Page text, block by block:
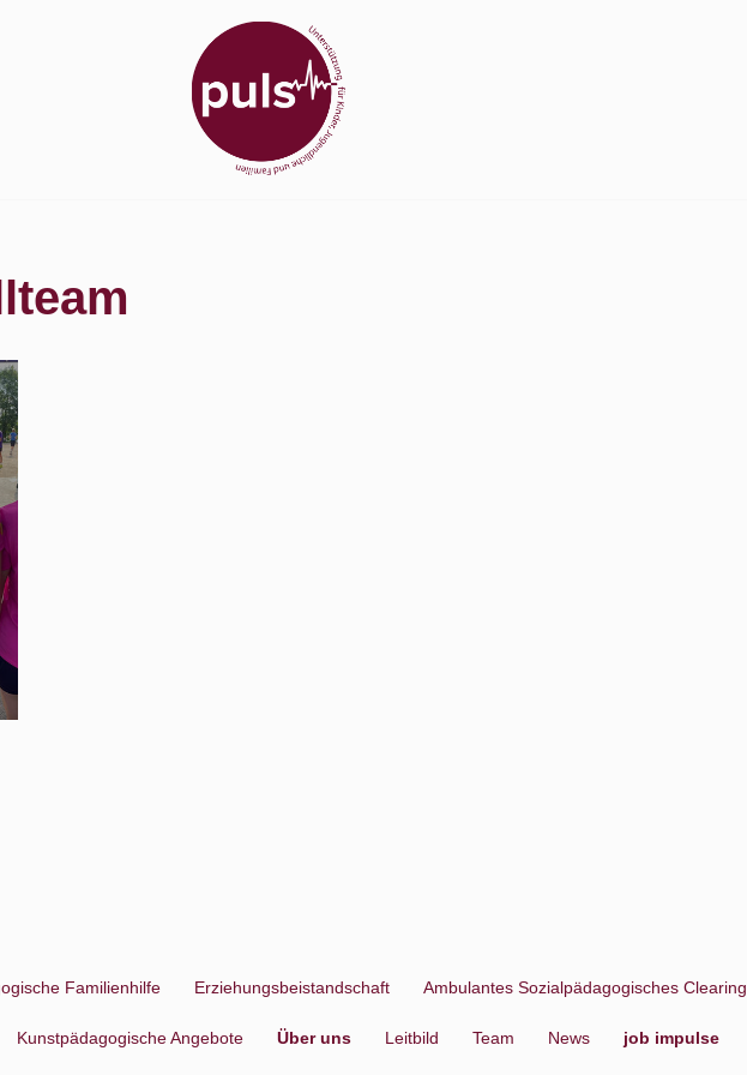
Familienhilfe Erziehungsbeistandschaft Ambulantes Sozialpädagogisches Clearing
Kunstpädagogische Angebote Über uns Leitbild Team News job impulse